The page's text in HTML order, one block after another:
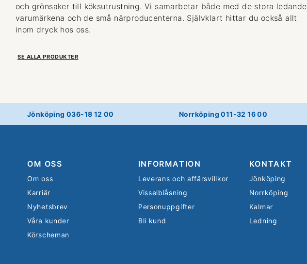
och grönsaker till köksutrustning. Vi samarbetar både med de stora ledande
varumärkena och de små närproducenterna. Självklart hittar du också allt
inom dryck hos oss.
SE ALLA PRODUKTER
Jönköping 036-18 12 00 Norrköping 011-32 16 00
OM OSS
Om oss
Karriär
Nyhetsbrev
Våra kunder
Körscheman
INFORMATION
Leverans och affärsvillkor
Visselblåsning
Personuppgifter
Bli kund
KONTAKT
Jönköping
Norrköping
Kalmar
Ledning